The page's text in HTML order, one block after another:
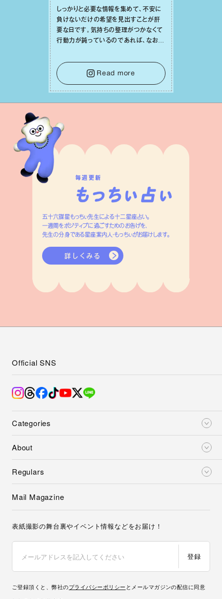
しっかりと必要な情報を集めて、不安に
負けないだけの希望を⾒出すことが肝
要な⽇です。気持ちの整理がつかなくて
⾏動⼒が鈍っているのであれば、なおさ
を踏み出すのに役⽴つはず。また、広い
意味での「癒し」や「治療」が必要な⽇で
もあり、特に⼈間関係の改善は課題の⼀
つです。
Read more
毎週更新
五十六謀星もっちぃ先生による十二星座占い。
一週間をポジティブに過ごすためのお告げを、
先生の分身である星座案内人・もっちぃがお届けします。
詳しくみる
Categories
About
Regulars
Official SNS
Mail Magazine
表紙撮影の舞台裏やイベント情報などをお届け！
登録
ご登録頂くと、弊社のプライバシーポリシー とメールマガジンの配信に同意